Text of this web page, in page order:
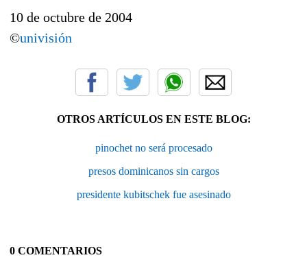
10 de octubre de 2004
©univisión
OTROS ARTÍCULOS EN ESTE BLOG:
pinochet no será procesado
presos dominicanos sin cargos
presidente kubitschek fue asesinado
0 COMENTARIOS